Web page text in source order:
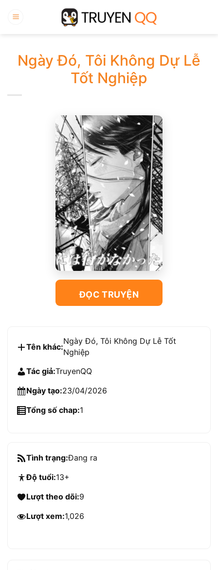
qua
Ngày Đó, Tôi Không Dự Lễ
Tốt Nghiệp
ĐỌC TRUYỆN
Tên khác:
Ngày Đó, Tôi Không Dự Lễ Tốt
Nghiệp
Tác giả:TruyenQQ
Ngày tạo:23/04/2026
Tổng số chap:1
Tình trạng:Đang ra
Độ tuổi:13+
Lượt theo dõi:9
Lượt xem:1,026